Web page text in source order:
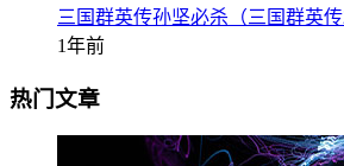
三国群英传孙坚必杀（三国群英传
1年前
热门文章